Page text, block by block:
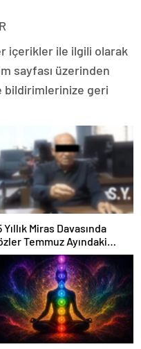
içerikler ile ilgili olarak
sayfası üzerinden
bildirimlerinize geri
Yıllık Miras Davasında
Temmuz Ayındaki
Duruşmasına Çevrildi